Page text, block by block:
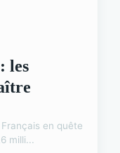
les
en quête
milli...